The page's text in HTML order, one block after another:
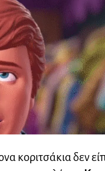
κοριτσάκια δεν